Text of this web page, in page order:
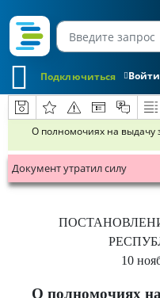
Войти
Подключиться
О полномочиях на выдачу
Документ утратил силу
10
О полномочиях